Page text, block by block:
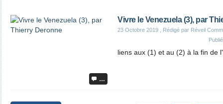
…
Vivre le Venezuela (3), par
23 Octobre 2019 , Rédigé par Réveil
liens aux (1) et au (2) à la fin de